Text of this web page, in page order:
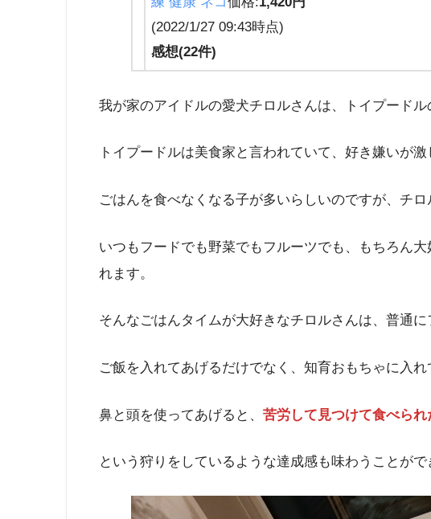
(2022/1/27 09:43時点)
感想(22件)
我が家のアイドルの愛犬チロルさんは、トイプードル
トイプードルは美食家と言われていて、好き嫌いが激
ごはんを食べなくなる子が多いらしいのですが、チロ
いつもフードでも野菜でもフルーツでも、もちろん
れます。
そんなごはんタイムが大好きなチロルさんは、普通
ご飯を入れてあげるだけでなく、知育おもちゃに入れ
鼻と頭を使ってあげると、 苦労して見つけて食べられ
という狩りをしているような達成感も味わうことがで